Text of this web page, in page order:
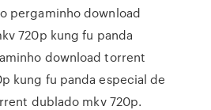
pergaminho download
720p kung fu panda
download torrent
kung fu panda especial de
dublado mkv 720p.